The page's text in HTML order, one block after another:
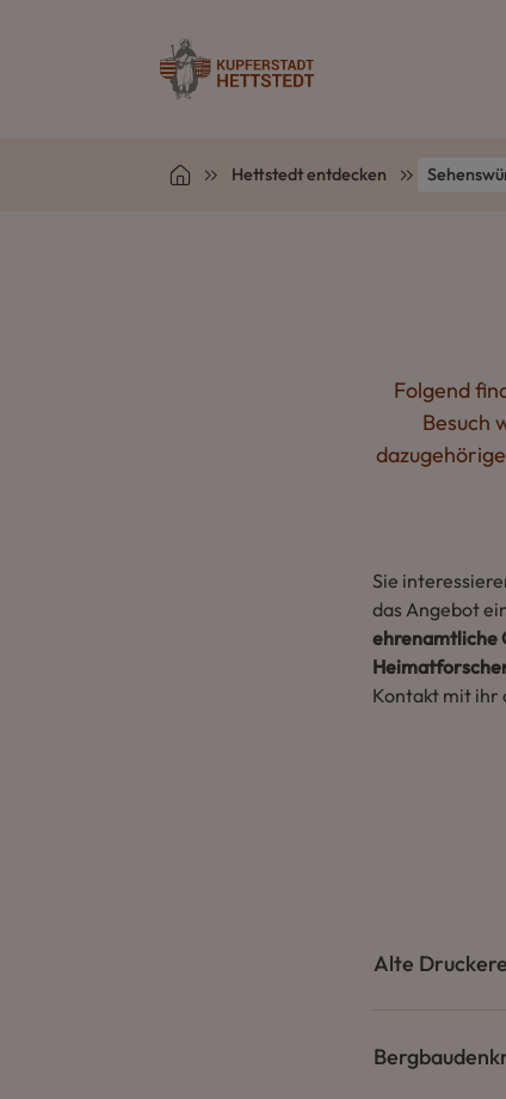
Hettstedt entdecken
Folgend
Besuch
Sie
das Angebot
ehrenamtliche
Kontakt mit ihr
Alte